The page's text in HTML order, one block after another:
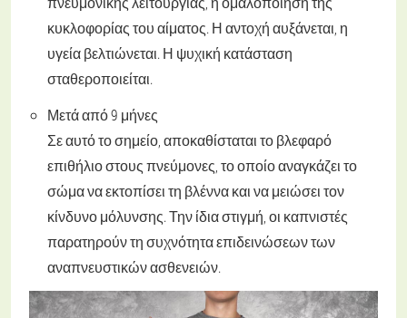
κυκλοφορίας του αίματος. Η αντοχή αυξάνεται, η
υγεία βελτιώνεται. Η ψυχική κατάσταση
σταθεροποιείται.
Μετά από 9 μήνες
Σε αυτό το σημείο, αποκαθίσταται το βλεφαρό
επιθήλιο στους πνεύμονες, το οποίο αναγκάζει το
σώμα να εκτοπίσει τη βλέννα και να μειώσει τον
κίνδυνο μόλυνσης. Την ίδια στιγμή, οι καπνιστές
παρατηρούν τη συχνότητα επιδεινώσεων των
αναπνευστικών ασθενειών.